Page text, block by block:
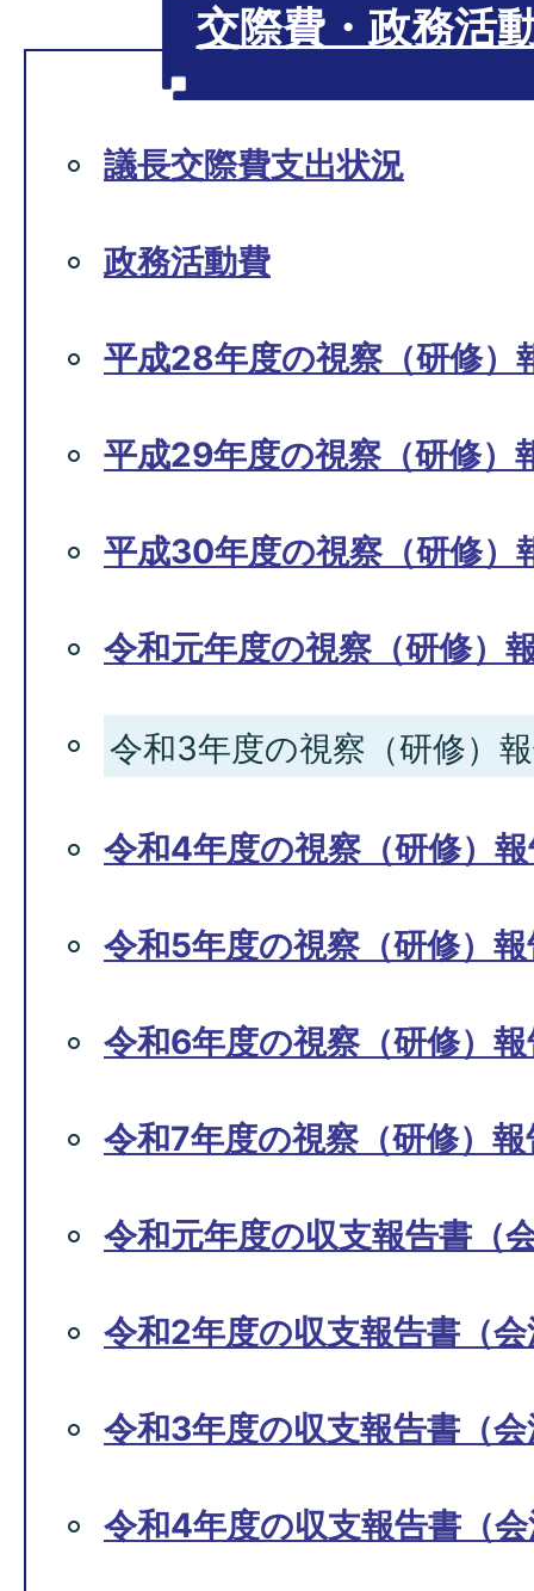
交際費・政務活
議長交際費支出状況
政務活動費
平成28年度の視察（研修）
平成29年度の視察（研修）
平成30年度の視察（研修）
令和元年度の視察（研修）
令和3年度の視察（研修）
令和4年度の視察（研修）
令和5年度の視察（研修）
令和6年度の視察（研修）
令和7年度の視察（研修）報
令和元年度の収支報告書（
令和2年度の収支報告書（
令和3年度の収支報告書（
令和4年度の収支報告書（